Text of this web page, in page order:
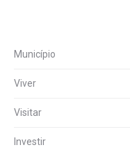
Município
Viver
Visitar
Investir